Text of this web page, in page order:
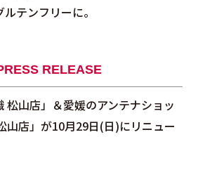
テンフリーに。
RELEASE
松山店」＆愛媛のアンテナショッ
山店」が10月29日(日)にリニュー